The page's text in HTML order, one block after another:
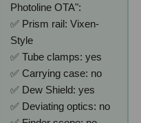
Photoline OTA":
✅ Prism rail: Vixen-
Style
✅ Tube clamps: yes
✅ Carrying case: no
✅ Dew Shield: yes
✅ Deviating optics: no